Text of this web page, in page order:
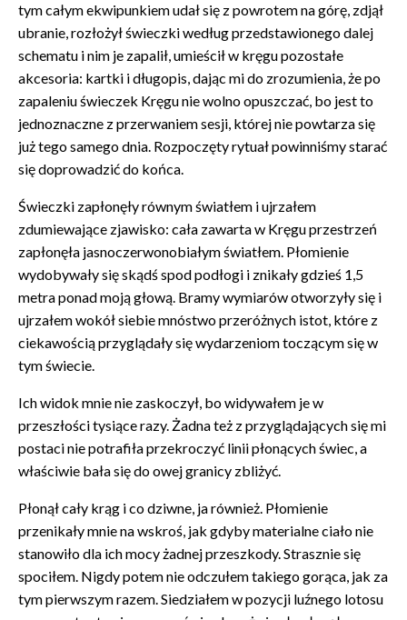
tym całym ekwipunkiem udał się z powrotem na górę, zdjął
ubranie, rozłożył świeczki według przedstawionego dalej
schematu i nim je zapalił, umieścił w kręgu pozostałe
akcesoria: kartki i długopis, dając mi do zrozumienia, że po
zapaleniu świeczek Kręgu nie wolno opuszczać, bo jest to
jednoznaczne z przerwaniem sesji, której nie powtarza się
już tego samego dnia. Rozpoczęty rytuał powinniśmy starać
się doprowadzić do końca.
Świeczki zapłonęły równym światłem i ujrzałem
zdumiewające zjawisko: cała zawarta w Kręgu przestrzeń
zapłonęła jasnoczerwonobiałym światłem. Płomienie
wydobywały się skądś spod podłogi i znikały gdzieś 1,5
metra ponad moją głową. Bramy wymiarów otworzyły się i
ujrzałem wokół siebie mnóstwo przeróżnych istot, które z
ciekawością przyglądały się wydarzeniom toczącym się w
tym świecie.
Ich widok mnie nie zaskoczył, bo widywałem je w
przeszłości tysiące razy. Żadna też z przyglądających się mi
postaci nie potrafiła przekroczyć linii płonących świec, a
właściwie bała się do owej granicy zbliżyć.
Płonął cały krąg i co dziwne, ja również. Płomienie
przenikały mnie na wskroś, jak gdyby materialne ciało nie
stanowiło dla ich mocy żadnej przeszkody. Strasznie się
spociłem. Nigdy potem nie odczułem takiego gorąca, jak za
tym pierwszym razem. Siedziałem w pozycji luźnego lotosu